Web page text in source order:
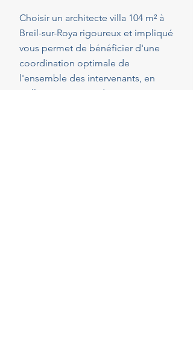
Choisir un architecte villa 104 m² à
Breil-sur-Roya rigoureux et impliqué
vous permet de bénéficier d'une
coordination optimale de
l'ensemble des intervenants, en
veillant au respect de vos attentes,